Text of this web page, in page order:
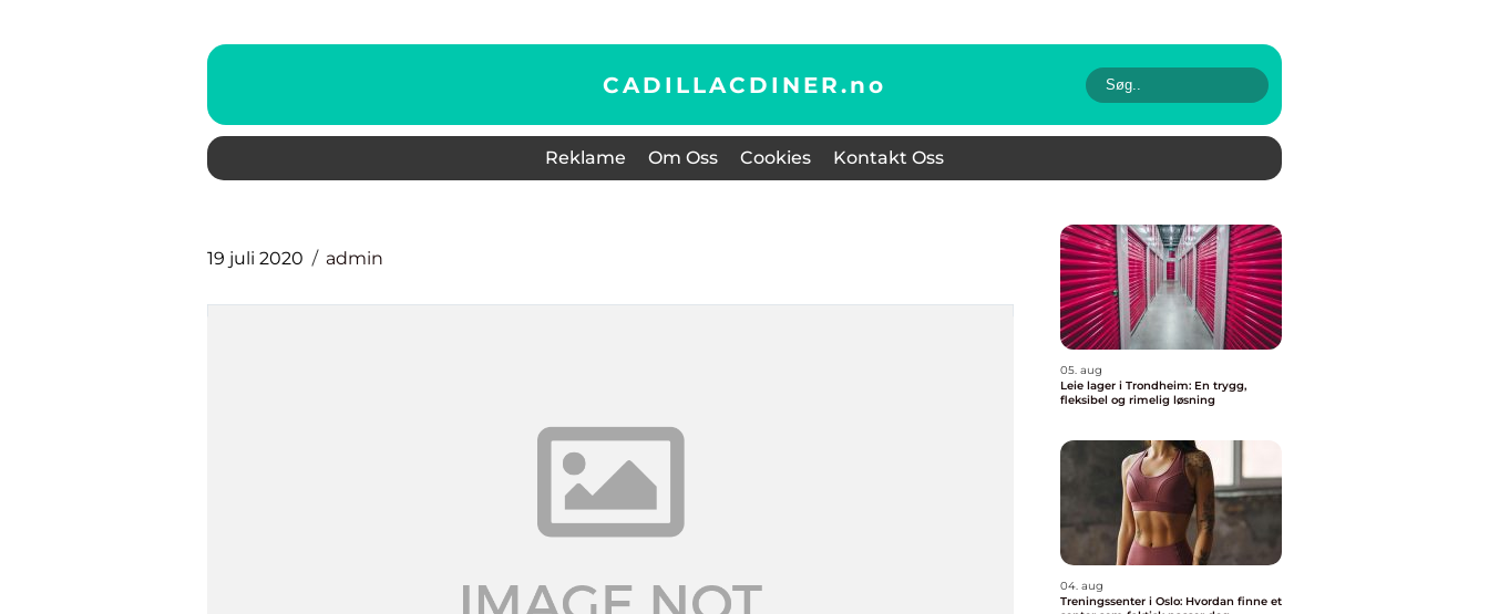
CADILLACDINER.no
Reklame Om Oss Cookies Kontakt Oss
19 juli 2020 admin
05. aug
Leie lager i Trondheim: En trygg,
fleksibel og rimelig løsning
04. aug
Treningssenter i Oslo: Hvordan finne et